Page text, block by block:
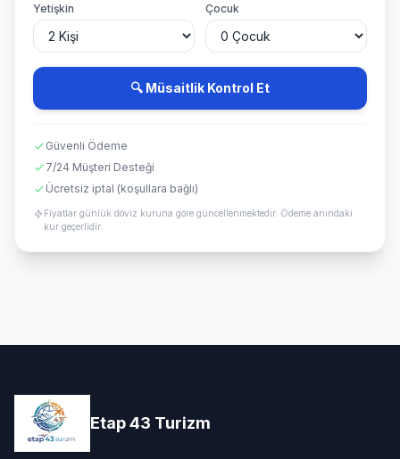
Yetişkin Çocuk
🔍 Müsaitlik Kontrol Et
Güvenli Ödeme
7/24 Müşteri Desteği
Ücretsiz iptal (koşullara bağlı)
Fiyatlar günlük döviz kuruna göre güncellenmektedir. Ödeme anındaki
kur geçerlidir.
Etap 43 Turizm